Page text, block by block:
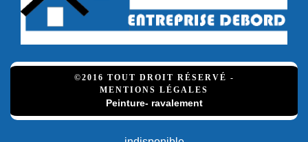
©2016 TOUT DROIT RÉSERVÉ -
MENTIONS LÉGALES
Peinture- ravalement